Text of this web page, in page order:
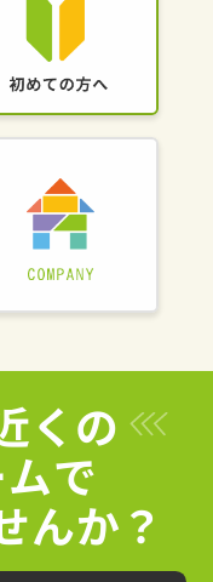
くの
で
んか？